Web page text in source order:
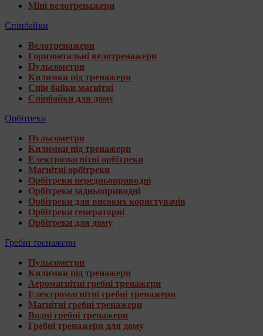
Міні велотренажери
Спінбайки
Велотренажери
Горизонтальні велотренажери
Пульсометри
Килимки під тренажери
Спін байки магнітні
Спінбайки для дому
Орбітреки
Пульсометри
Килимки під тренажери
Електромагнітні орбітреки
Магнітні орбітреки
Орбітреки передньоприводні
Орбітреки задньоприводні
Орбітреки для високих користувачів
Орбітреки генераторні
Орбітреки для дому
Гребні тренажери
Пульсометри
Килимки під тренажери
Аеромагнітні гребні тренажери
Електромагнітні гребні тренажери
Магнітні гребні тренажери
Водні гребні тренажери
Гребні тренажери для дому